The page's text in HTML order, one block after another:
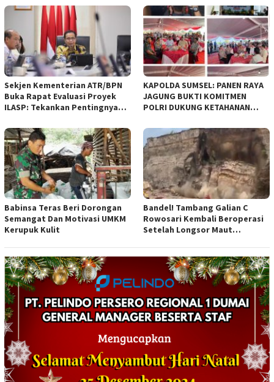
empat Rancangan Peraturan
Daerah (Raperda) yang
diajukan Pemerintah Kota
Bandung
Sekjen Kementerian ATR/BPN
Buka Rapat Evaluasi Proyek
ILASP: Tekankan Pentingnya
Anggaran
KAPOLDA SUMSEL: PANEN RAYA
JAGUNG BUKTI KOMITMEN
POLRI DUKUNG KETAHANAN
Babinsa Teras Beri Dorongan
Semangat Dan Motivasi UMKM
Kerupuk Kulit
Bandel! Tambang Galian C
Rowosari Kembali Beroperasi
Setelah Longsor Maut